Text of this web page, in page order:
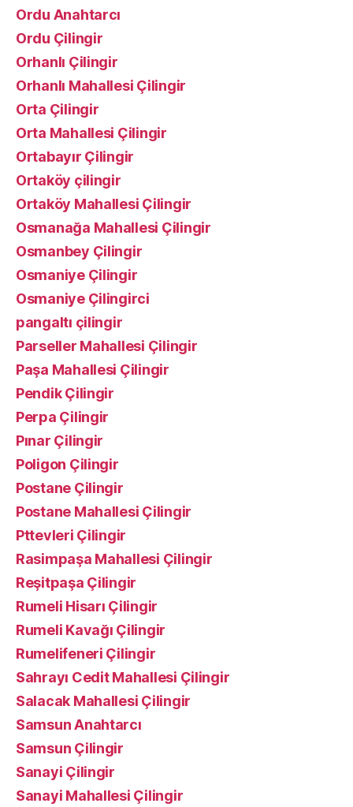
Ordu Anahtarcı
Ordu Çilingir
Orhanlı Çilingir
Orhanlı Mahallesi Çilingir
Orta Çilingir
Orta Mahallesi Çilingir
Ortabayır Çilingir
Ortaköy çilingir
Ortaköy Mahallesi Çilingir
Osmanağa Mahallesi Çilingir
Osmanbey Çilingir
Osmaniye Çilingir
Osmaniye Çilingirci
pangaltı çilingir
Parseller Mahallesi Çilingir
Paşa Mahallesi Çilingir
Pendik Çilingir
Perpa Çilingir
Pınar Çilingir
Poligon Çilingir
Postane Çilingir
Postane Mahallesi Çilingir
Pttevleri Çilingir
Rasimpaşa Mahallesi Çilingir
Reşitpaşa Çilingir
Rumeli Hisarı Çilingir
Rumeli Kavağı Çilingir
Rumelifeneri Çilingir
Sahrayı Cedit Mahallesi Çilingir
Salacak Mahallesi Çilingir
Samsun Anahtarcı
Samsun Çilingir
Sanayi Çilingir
Sanayi Mahallesi Çilingir